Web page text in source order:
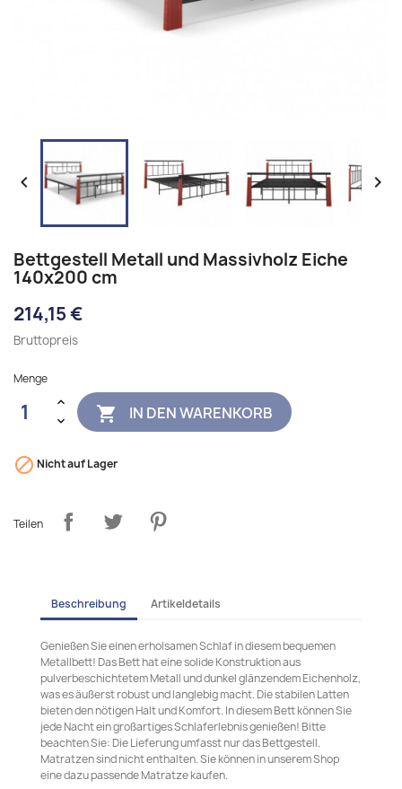
 
Bettgestell Metall und Massivholz Eiche
140x200 cm
214,15 €
Bruttopreis
Menge
 IN DEN WARENKORB
 Nicht auf Lager
Teilen
Beschreibung Artikeldetails
Genießen Sie einen erholsamen Schlaf in diesem bequemen
Metallbett! Das Bett hat eine solide Konstruktion aus
pulverbeschichtetem Metall und dunkel glänzendem Eichenholz,
was es äußerst robust und langlebig macht. Die stabilen Latten
bieten den nötigen Halt und Komfort. In diesem Bett können Sie
jede Nacht ein großartiges Schlaferlebnis genießen! Bitte
beachten Sie: Die Lieferung umfasst nur das Bettgestell.
Matratzen sind nicht enthalten. Sie können in unserem Shop
eine dazu passende Matratze kaufen.